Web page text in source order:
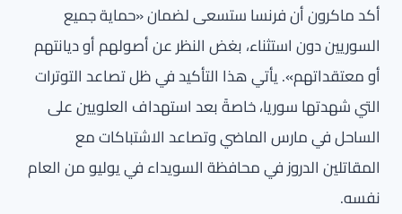
أكد ماكرون أن فرنسا ستسعى لضمان «حماية جميع
السوريين دون استثناء، بغض النظر عن أصولهم أو ديانتهم
أو معتقداتهم». يأتي هذا التأكيد في ظل تصاعد التوترات
التي شهدتها سوريا، خاصةً بعد استهداف العلويين على
الساحل في مارس الماضي وتصاعد الاشتباكات مع
المقاتلين الدروز في محافظة السويداء في يوليو من العام
نفسه.